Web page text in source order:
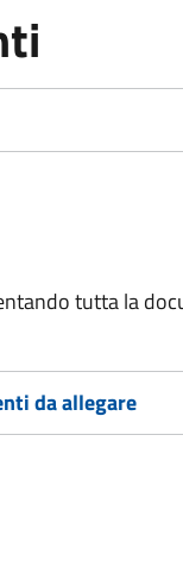
tutta la
da allegare